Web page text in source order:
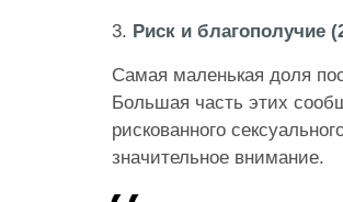
3. Риск и благополучие
Самая маленькая доля
Большая часть этих
рискованного
значительное внимание.